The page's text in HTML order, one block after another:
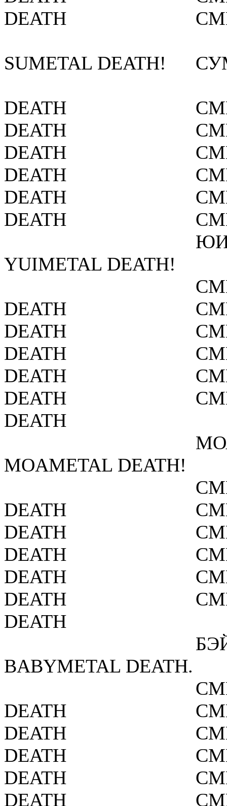
DEATH
SUMETAL DEATH!
DEATH
DEATH
DEATH
DEATH
DEATH
DEATH
YUIMETAL DEATH!
DEATH
DEATH
DEATH
DEATH
DEATH
DEATH
MOAMETAL DEATH!
DEATH
DEATH
DEATH
DEATH
DEATH
DEATH
BABYMETAL DEATH.
DEATH
DEATH
DEATH
DEATH
DEATH